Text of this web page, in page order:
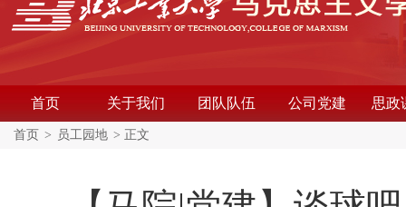
首页 关于我们 团队队伍 公司党建 思政
首页 > 员工园地 > 正文